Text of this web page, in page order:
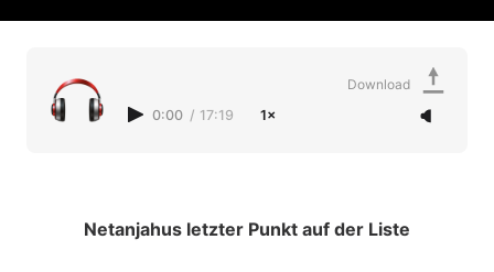
0:00 / 17:19 1×
Download
Netanjahus letzter Punkt auf der Liste